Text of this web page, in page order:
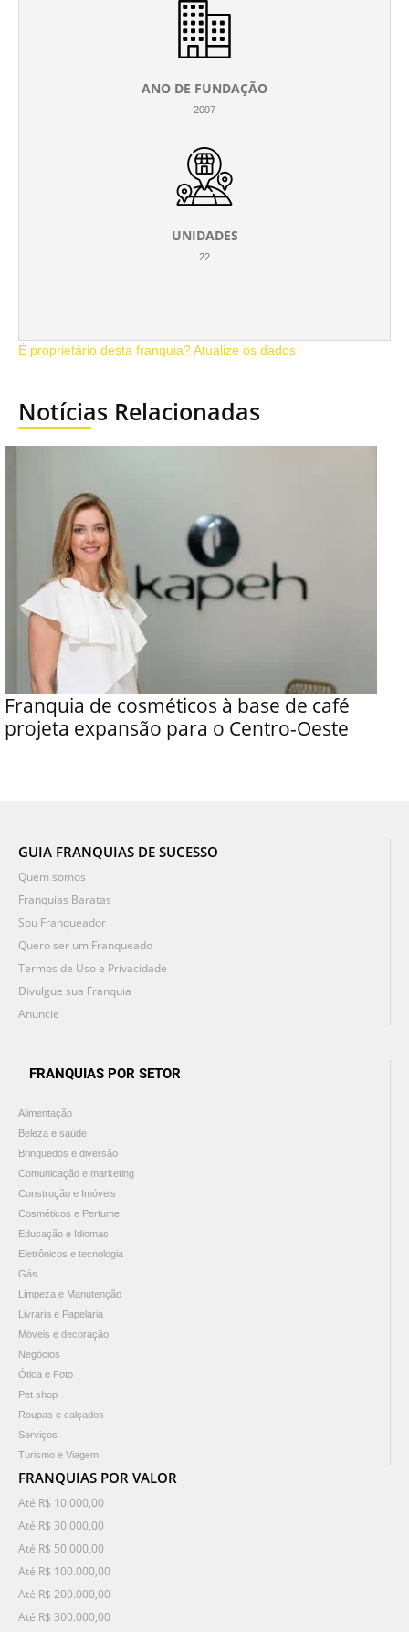
ANO DE FUNDAÇÃO
2007
UNIDADES
22
É proprietário desta franquia? Atualize os dados
Notícias Relacionadas
Franquia de cosméticos à base de café
projeta expansão para o Centro-Oeste
GUIA FRANQUIAS DE SUCESSO
Quem somos
Franquias Baratas
Sou Franqueador
Quero ser um Franqueado
Termos de Uso e Privacidade
Divulgue sua Franquia
Anuncie
FRANQUIAS POR SETOR
Alimentação
Beleza e saúde
Brinquedos e diversão
Comunicação e marketing
Construção e Imóveis
Cosméticos e Perfume
Educação e Idiomas
Eletrônicos e tecnologia
Gás
Limpeza e Manutenção
Livraria e Papelaria
Móveis e decoração
Negócios
Ótica e Foto
Pet shop
Roupas e calçados
Serviços
Turismo e Viagem
FRANQUIAS POR VALOR
Até R$ 10.000,00
Até R$ 30.000,00
Até R$ 50.000,00
Até R$ 100.000,00
Até R$ 200.000,00
Até R$ 300.000,00